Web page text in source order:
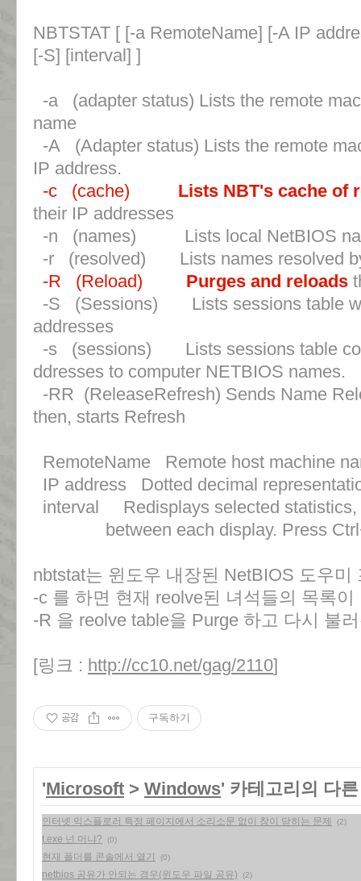
NBTSTAT [ [-a RemoteName] [-A IP
[-S] [interval] ]
-a (adapter status) Lists the remote
name
-A (Adapter status) Lists the remote
IP address.
-c (cache)
Lists NBT's cache of
their IP addresses
-n (names) Lists local NetBIOS
-r (resolved) Lists names resolved
-R (Reload)
Purges and reloads
-S (Sessions) Lists sessions table
addresses
-s (sessions) Lists sessions table
ddresses to computer NETBIOS names.
-RR (ReleaseRefresh) Sends Name
then, starts Refresh
RemoteName Remote host machine
IP address Dotted decimal
interval Redisplays selected statistics,
between each display. Press
nbtstat는 윈도우 내장된 NetBIOS 도우미
-c 를 하면 현재 reolve된 녀석들의 목록이
-R 을 reolve table을 Purge 하고 다시 불
[링크 : http://cc10.net/gag/2110]
공감 구독하기
'Microsoft > Windows' 카테고리의 다
인터넷 익스플로러 특정 페이지에서 소리소문 없이 창이 닫히는 문제 (2)
t.exe 넌 머냐? (0)
현재 폴더를 콘솔에서 열기 (0)
netbios 공유가 안되는 경우(윈도우 파일 공유) (2)